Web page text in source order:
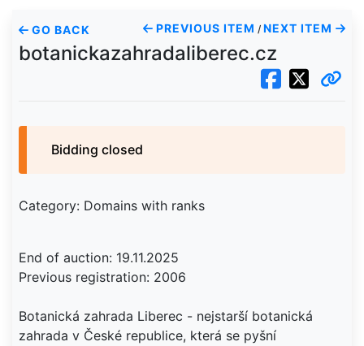
GO BACK PREVIOUS ITEM / NEXT ITEM
botanickazahradaliberec.cz
Bidding closed
Category: Domains with ranks
End of auction: 19.11.2025
Previous registration: 2006
Botanická zahrada Liberec - nejstarší botanická
zahrada v České republice, která se pyšní